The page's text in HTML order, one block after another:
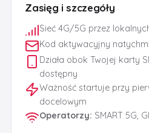
Zasięg i szczegóły
Sieć 4G/5G przez
Kod aktywacyjny
Działa obok Twojej karty
dostępny
Ważność startuje przy
docelowym
Operatorzy: SMART 5G,